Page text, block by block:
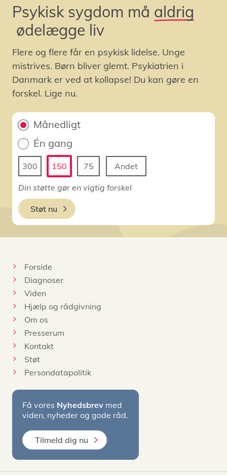
Psykisk sygdom må aldrig
ødelægge liv
Flere og flere får en psykisk lidelse. Unge
mistrives. Børn bliver glemt. Psykiatrien i
Danmark er ved at kollapse! Du kan gøre en
forskel. Lige nu.
Månedligt
Én gang
300 150 75 Andet
Din støtte gør en vigtig forskel
Støt nu
Forside
Diagnoser
Viden
Hjælp og rådgivning
Om os
Presserum
Kontakt
Støt
Persondatapolitik
Få vores Nyhedsbrev med
viden, nyheder og gode råd.
Tilmeld dig nu